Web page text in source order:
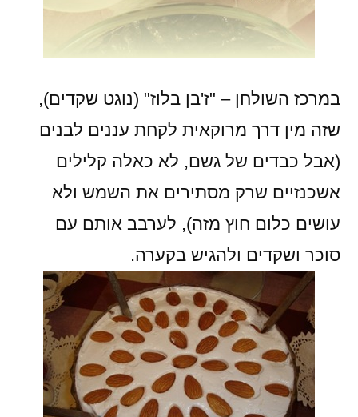
במרכז השולחן – "ז'בן בלוז" (נוגט שקדים),
שזה מין דרך מרוקאית לקחת עננים לבנים
(אבל כבדים של גשם, לא כאלה קלילים
אשכנזיים שרק מסתירים את השמש ולא
עושים כלום חוץ מזה), לערבב אותם עם
סוכר ושקדים ולהגיש בקערה.